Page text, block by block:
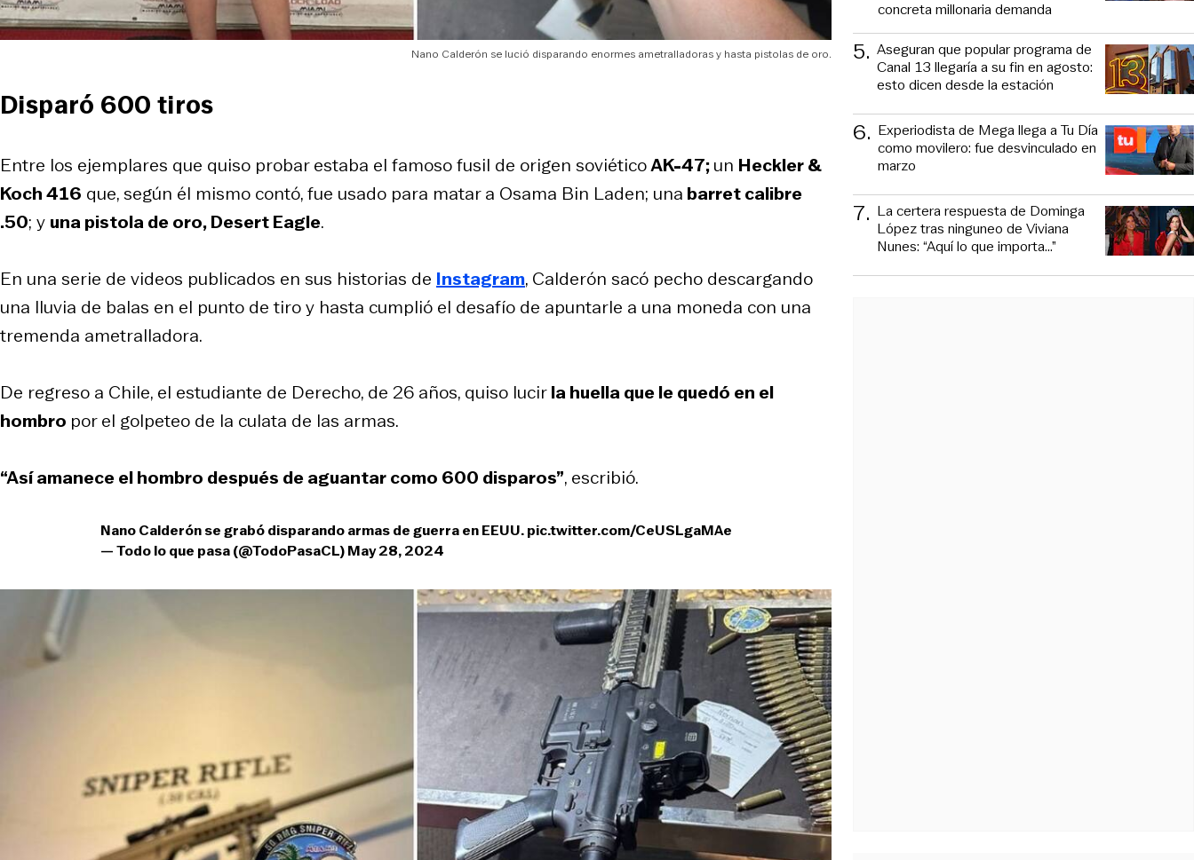
Nano Calderón se lució disparando enormes ametralladoras y hasta pistolas de oro.
Disparó 600 tiros
Entre los ejemplares que quiso probar estaba el famoso fusil de origen soviéticoAK-47;un Heckler &
Koch 416 que, según él mismo contó, fue usado para matar a Osama Bin Laden; una barret calibre
.50; y una pistola de oro, Desert Eagle.
En una serie de videos publicados en sus historias de Instagram, Calderón sacó pecho descargando
una lluvia de balas en el punto de tiro y hasta cumplió el desafío de apuntarle a una moneda con una
tremenda ametralladora.
De regreso a Chile, el estudiante de Derecho, de 26 años, quiso lucirla huella que le quedó en el
hombro por el golpeteo de la culata de las armas.
“Así amanece el hombro después de aguantar como 600 disparos”, escribió.
Nano Calderón se grabó disparando armas de guerra en EEUU.pic.twitter.com/CeUSLgaMAe
— Todo lo que pasa (@TodoPasaCL)May 28, 2024
concreta millonaria demanda
5. Aseguran que popular programa de
Canal 13 llegaría a su fin en agosto:
esto dicen desde la estación
6. Experiodista de Mega llega a Tu Día
como movilero: fue desvinculado en
marzo
7. La certera respuesta de Dominga
López tras ninguneo de Viviana
Nunes: “Aquí lo que importa...”